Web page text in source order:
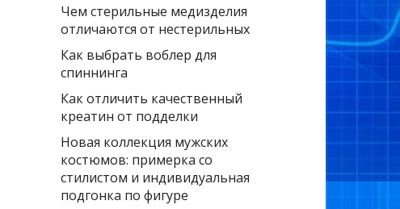
Чем стерильные медизделия
отличаются от нестерильных
Как выбрать воблер для
спиннинга
Как отличить качественный
креатин от подделки
Новая коллекция мужских
костюмов: примерка со
стилистом и индивидуальная
подгонка по фигуре